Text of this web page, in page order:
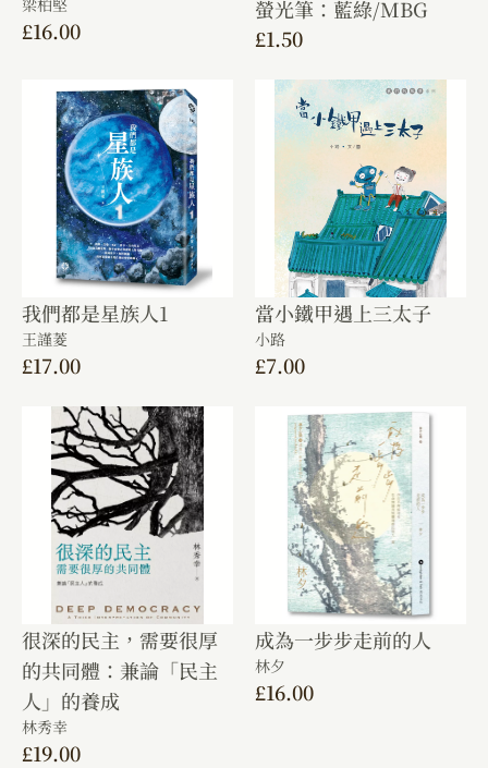
£16.00
螢光筆：藍綠/MBG
£1.50
我們都是星族人1
王謹菱
£17.00
當小鐵甲遇上三太子
小路
£7.00
很深的民主，需要很厚
的共同體：兼論「民主
人」的養成
林秀幸
£19.00
成為一步步走前的人
林夕
£16.00